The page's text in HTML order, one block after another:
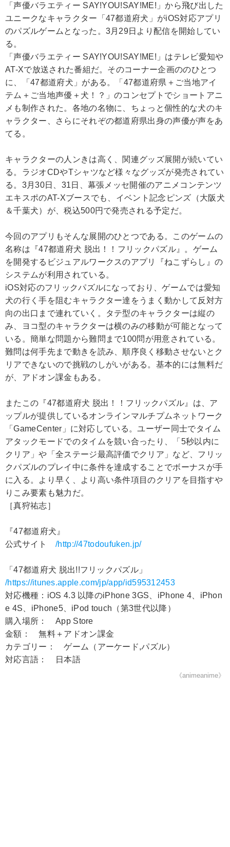
「声優バラエティー SAY!YOU!SAY!ME!」から飛び出した
ユニークなキャラクター「47都道府犬」がiOS対応アプリ
のパズルゲームとなった。3月29日より配信を開始してい
る。
「声優バラエティー SAY!YOU!SAY!ME!」はテレビ愛知や
AT-Xで放送された番組だ。そのコーナー企画ののひとつ
に、「47都道府犬」がある。「47都道府県＋ご当地アイ
テム＋ご当地声優＋犬！？」のコンセプトでショートアニ
メも制作された。各地の名物に、ちょっと個性的な犬のキ
ャラクター、さらにそれぞの都道府県出身の声優が声をあ
てる。
キャラクターの人ンきは高く、関連グッズ展開が続いてい
る。ラジオCDやTシャツなど様々なグッズが発売されてい
る。3月30日、31日、幕張メッセ開催のアニメコンテンツ
エキスポのAT-Xブースでも、イベント記念ピンズ（大阪犬
＆千葉犬）が、税込500円で発売される予定だ。
今回のアプリもそんな展開のひとつである。このゲームの
名称は『47都道府犬 脱出！！フリックパズル』。ゲーム
を開発するビジュアルワークスのアプリ『ねこずらし』の
システムが利用されている。
iOS対応のフリックパズルになっており、ゲームでは愛知
犬の行く手を阻むキャラクター達をうまく動かして反対方
向の出口まで連れていく。タテ型のキャラクターは縦の
み、ヨコ型のキャラクターは横のみの移動が可能となって
いる。簡単な問題から難問まで100問が用意されている。
難問は何手先まで動きを読み、順序良く移動させないとク
リアできないので挑戦のしがいがある。基本的には無料だ
が、アドオン課金もある。
またこの『47都道府犬 脱出！！フリックパズル』は、ア
ップルが提供しているオンラインマルチプムネットワーク
「GameCenter」に対応している。ユーザー同士でタイム
アタックモードでのタイムを競い合ったり、「5秒以内に
クリア」や「全ステージ最高評価でクリア」など、フリッ
クパズルのプレイ中に条件を達成することでボーナスが手
に入る。より早く、より高い条件項目のクリアを目指すや
りこみ要素も魅力だ。
［真狩祐志］
『47都道府犬』
公式サイト /http://47todoufuken.jp/
「47都道府犬 脱出!!フリックパズル」
/https://itunes.apple.com/jp/app/id595312453
対応機種：iOS 4.3 以降のiPhone 3GS、iPhone 4、iPhon
e 4S、iPhone5、iPod touch（第3世代以降）
購入場所： App Store
金額： 無料＋アドオン課金
カテゴリー： ゲーム（アーケード,パズル）
対応言語： 日本語
《animeanime》